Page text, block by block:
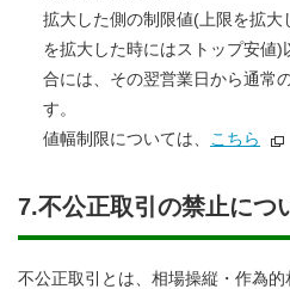
拡大した側の制限値(上限を拡
を拡大した時にはストップ安値
合には、その翌営業日から通常
す。
値幅制限については、
こちら
7.不公正取引の禁止につ
不公正取引とは、相場操縦・作為的